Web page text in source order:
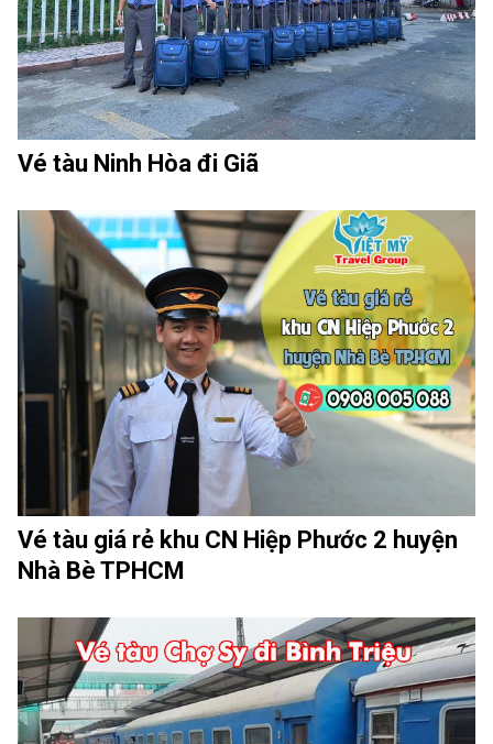
Vé tàu Ninh Hòa đi Giã
Vé tàu giá rẻ khu CN Hiệp Phước 2 huyện
Nhà Bè TPHCM